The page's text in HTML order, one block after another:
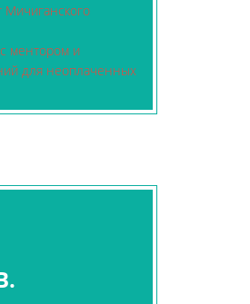
Мичиганского
ментором и
для неоплаченных